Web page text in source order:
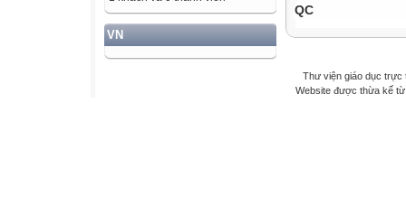
VN
QC
Thư viện giáo dục trực
Website được thừa kế